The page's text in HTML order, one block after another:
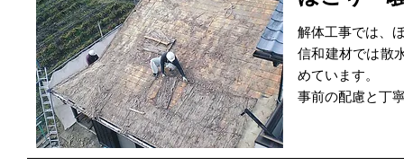
解体工事では、
信和建材では散
めています。
事前の配慮と丁